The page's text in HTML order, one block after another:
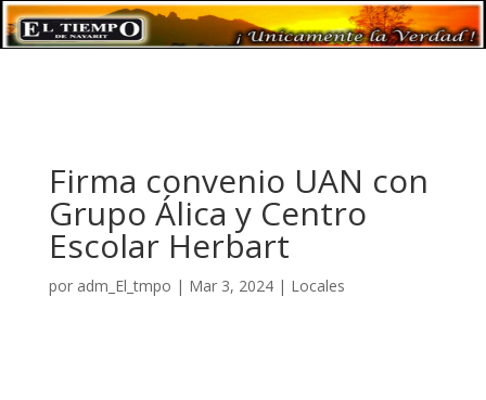
Firma convenio UAN con
Grupo Álica y Centro
Escolar Herbart
por adm_El_tmpo | Mar 3, 2024| Locales